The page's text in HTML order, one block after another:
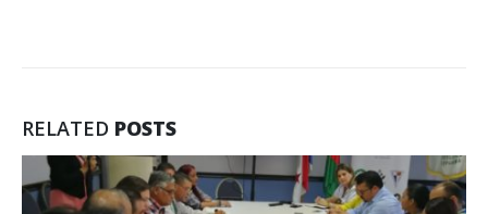
RELATED POSTS